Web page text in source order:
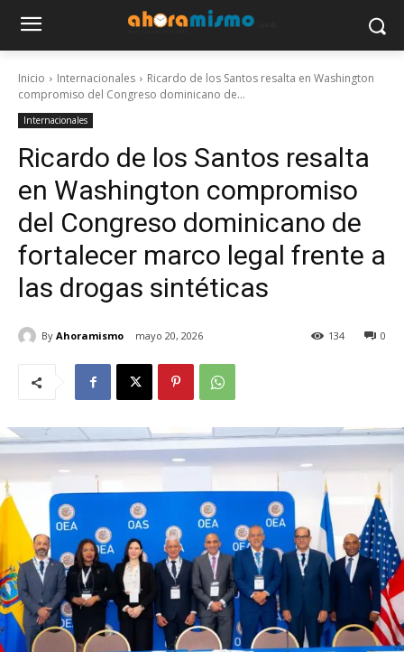
Inicio Internacionales
Ricardo de los Santos resalta en Washington
compromiso del Congreso dominicano de...
Internacionales
Ricardo de los Santos resalta
en Washington compromiso
del Congreso dominicano de
fortalecer marco legal frente a
las drogas sintéticas
By Ahoramismo mayo 20, 2026 0
134